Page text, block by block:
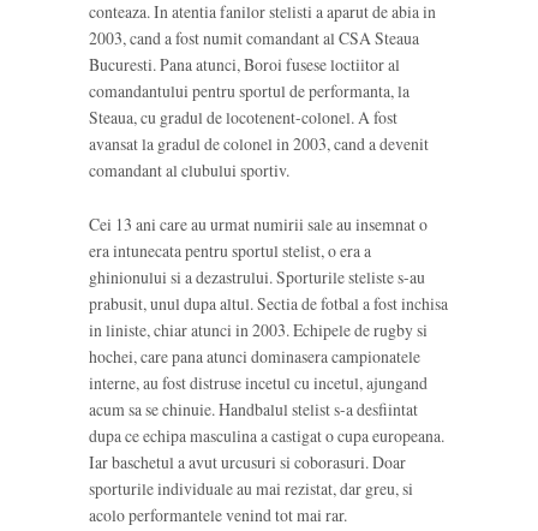
conteaza. In atentia fanilor stelisti a aparut de abia in
2003, cand a fost numit comandant al CSA Steaua
Bucuresti. Pana atunci, Boroi fusese loctiitor al
comandantului pentru sportul de performanta, la
Steaua, cu gradul de locotenent-colonel. A fost
avansat la gradul de colonel in 2003, cand a devenit
comandant al clubului sportiv.
Cei 13 ani care au urmat numirii sale au insemnat o
era intunecata pentru sportul stelist, o era a
ghinionului si a dezastrului. Sporturile steliste s-au
prabusit, unul dupa altul. Sectia de fotbal a fost inchisa
in liniste, chiar atunci in 2003. Echipele de rugby si
hochei, care pana atunci dominasera campionatele
interne, au fost distruse incetul cu incetul, ajungand
acum sa se chinuie. Handbalul stelist s-a desfiintat
dupa ce echipa masculina a castigat o cupa europeana.
Iar baschetul a avut urcusuri si coborasuri. Doar
sporturile individuale au mai rezistat, dar greu, si
acolo performantele venind tot mai rar.